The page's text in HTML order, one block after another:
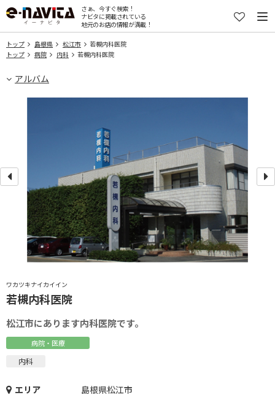
さぁ、今すぐ検索！
ナビタに掲載されている
地元のお店の情報が満載！
トップ 島根県 松江市
若槻内科医院
トップ
病院 内科 若槻内科医院
アルバム
ワカツキナイカイイン
若槻内科医院
松江市にあります内科医院です。
病院・医療
内科
エリア
島根県松江市